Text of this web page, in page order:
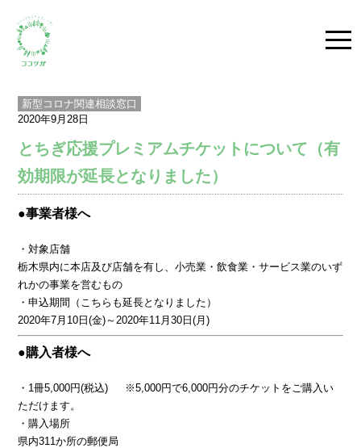
新型コロナ関連相談窓口
2020年9月28日
とちぎ応援プレミアムチケットについて（有
効期限が延長となりました）
●事業者様へ
・対象店舗
栃木県内に本店及び店舗を有し、小売業・飲食業・サービス業のいず
れかの事業を営むもの
・申込期間（こちらも延長となりました）
2020年7月10日(金)～2020年11月30日(月)
●購入者様へ
・1冊5,000円(税込)
※5,000円で6,000円分のチケットをご購入い
ただけます。
・購入場所
県内311か所の郵便局